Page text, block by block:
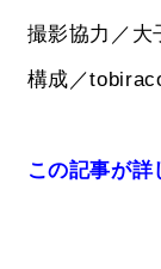
撮影協力／大
構成／
この記事が詳